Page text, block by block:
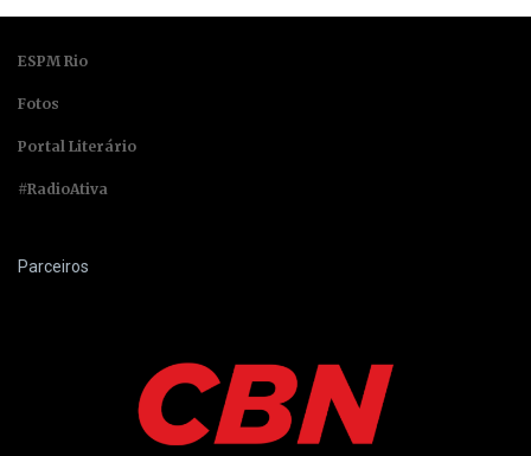
ESPM Rio
Fotos
Portal Literário
#RadioAtiva
Parceiros